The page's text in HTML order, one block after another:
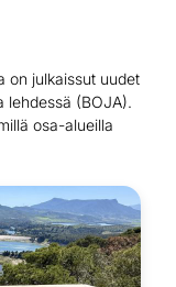
on julkaissut uudet
lehdessä (BOJA).
osa-alueilla